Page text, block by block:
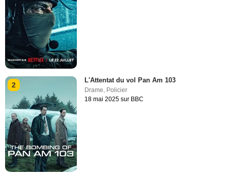
2
L'Attentat du vol Pan Am 103
Drame Policier
18 mai 2025 sur BBC